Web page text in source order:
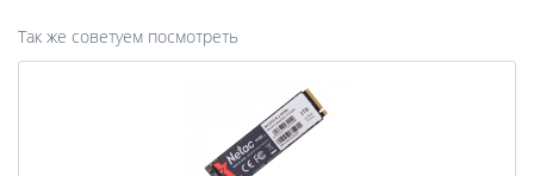
Так же советуем посмотреть